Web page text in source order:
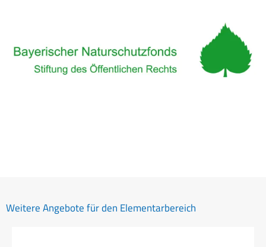
Weitere Angebote für den Elementarbereich